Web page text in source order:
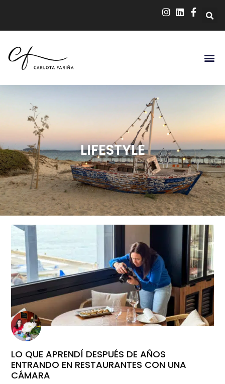
LIFESTYLE
LO QUE APRENDÍ DESPUÉS DE AÑOS
ENTRANDO EN RESTAURANTES CON UNA
CÁMARA